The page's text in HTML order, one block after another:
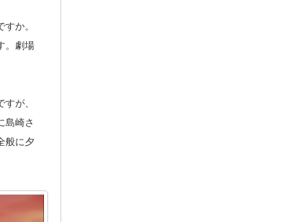
か。
。劇場
が、
島崎さ
般に夕